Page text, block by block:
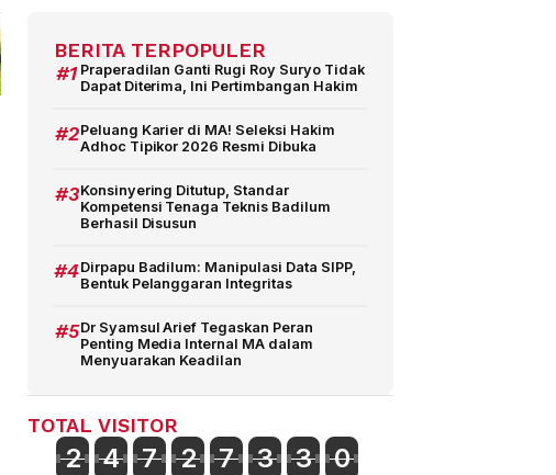
BERITA TERPOPULER
#1 Praperadilan Ganti Rugi Roy Suryo Tidak
Dapat Diterima, Ini Pertimbangan Hakim
#2Peluang Karier di MA! Seleksi Hakim
Adhoc Tipikor 2026 Resmi Dibuka
#3Konsinyering Ditutup, Standar
Kompetensi Tenaga Teknis Badilum
Berhasil Disusun
#4Dirpapu Badilum: Manipulasi Data SIPP,
Bentuk Pelanggaran Integritas
#5Dr Syamsul Arief Tegaskan Peran
Penting Media Internal MA dalam
Menyuarakan Keadilan
TOTAL VISITOR
2 4 7 2 7 3 3 0